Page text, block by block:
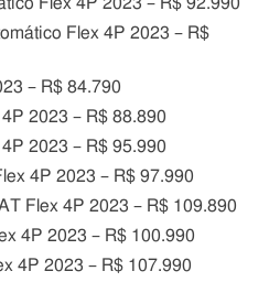
Flex 4P 2023 – R$
– R$ 84.790
2023 – R$ 88.890
2023 – R$ 95.990
4P 2023 – R$ 97.990
Flex 4P 2023 – R$ 109.890
4P 2023 – R$ 100.990
4P 2023 – R$ 107.990